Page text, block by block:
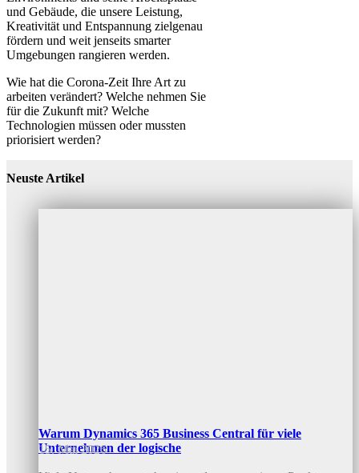
und Gebäude, die unsere Leistung,
Kreativität und Entspannung zielgenau
fördern und weit jenseits smarter
Umgebungen rangieren werden.
Wie hat die Corona-Zeit Ihre Art zu
arbeiten verändert? Welche nehmen Sie
für die Zukunft mit? Welche
Technologien müssen oder mussten
priorisiert werden?
Neuste Artikel
Warum Dynamics 365 Business Central für viele
Unternehmen der logische
15. Mai 2026